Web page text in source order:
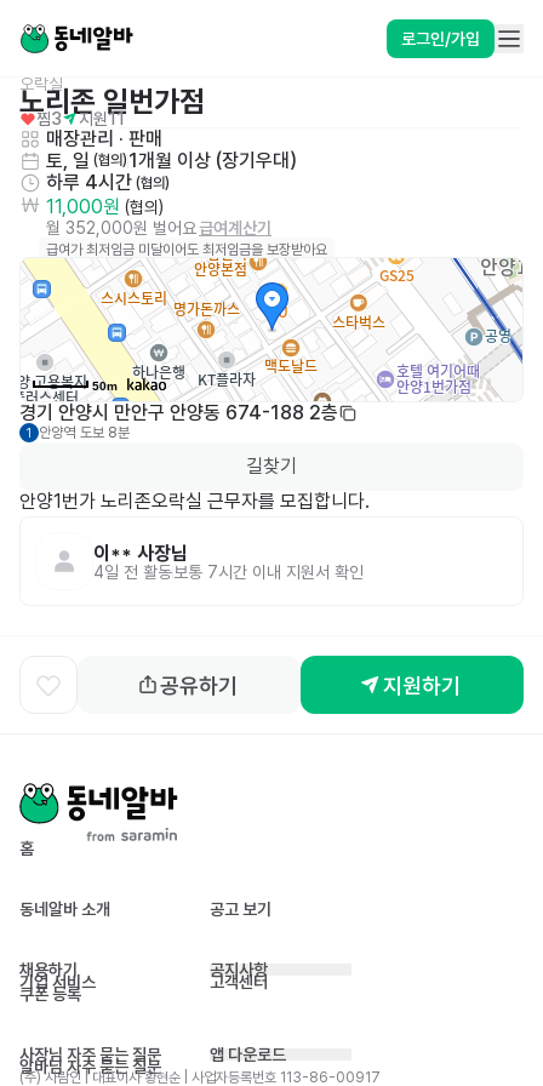
로그인/가입
오락실
노리존 일번가점
찜3 지원11
매장관리 · 판매
토, 일 (협의) 1개월 이상 (장기우대)
하루 4시간 (협의)
11,000원 (협의)
월 352,000원 벌어요급여계산기
급여가 최저임금 미달이어도 최저임금을 보장받아요
50m
경기 안양시 만안구 안양동 674-188 2층
1 안양역 도보 8분
길찾기
안양1번가 노리존오락실 근무자를 모집합니다.
이** 사장님
4일 전 활동보통 7시간 이내 지원서 확인
공유하기 지원하기
홈
동네알바 소개 공고 보기
채용하기
기업 서비스
쿠폰 등록
공지사항
고객센터
사장님 자주 묻는 질문
알바님 자주 묻는 질문
앱 다운로드
(주) 사람인 | 대표이사 황현순 | 사업자등록번호 113-86-00917